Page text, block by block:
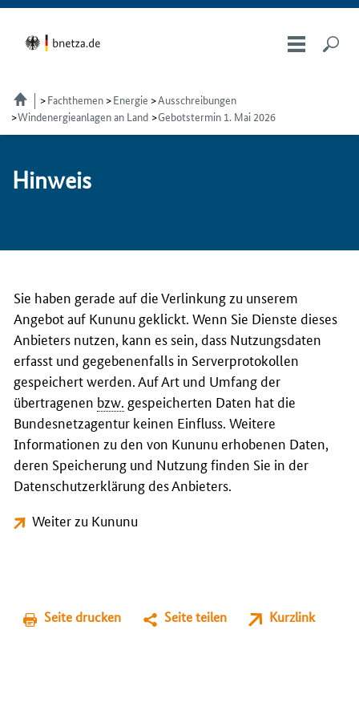
Fachthemen Energie
Ausschreibungen
Windenergieanlagen an Land Gebotstermin 1. Mai 2026
Hin­weis
Sie haben gerade auf die Verlinkung zu unserem
Angebot auf Kununu geklickt. Wenn Sie Dienste dieses
Anbieters nutzen, kann es sein, dass Nutzungsdaten
erfasst und gegebenenfalls in Serverprotokollen
gespeichert werden. Auf Art und Umfang der
übertragenen bzw. gespeicherten Daten hat die
Bundesnetzagentur keinen Einfluss. Weitere
Informationen zu den von Kununu erhobenen Daten,
deren Speicherung und Nutzung finden Sie in der
Datenschutzerklärung des Anbieters.
Weiter zu Kununu
Seite drucken Seite teilen Kurzlink